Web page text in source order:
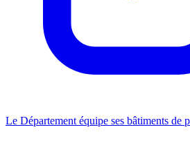
Le Département équipe ses bâtiments de